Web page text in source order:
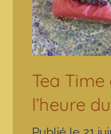
Tea
l’heure